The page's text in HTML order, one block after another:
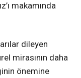
makamında
dileyen
mirasının daha
önemine